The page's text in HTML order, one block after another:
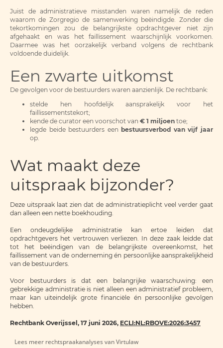
Juist de administratieve misstanden waren namelijk de reden
waarom de Zorgregio de samenwerking beëindigde. Zonder die
tekortkomingen zou de belangrijkste opdrachtgever niet zijn
afgehaakt en was het faillissement waarschijnlijk voorkomen.
Daarmee was het oorzakelijk verband volgens de rechtbank
voldoende duidelijk.
Een zwarte uitkomst
De gevolgen voor de bestuurders waren aanzienlijk. De rechtbank:
stelde hen hoofdelijk aansprakelijk voor het
faillissementstekort;
kende de curator een voorschot van € 1 miljoen toe;
legde beide bestuurders een bestuursverbod van vijf jaar
op.
Wat maakt deze
uitspraak bijzonder?
Deze uitspraak laat zien dat de administratieplicht veel verder gaat
dan alleen een nette boekhouding.
Een ondeugdelijke administratie kan ertoe leiden dat
opdrachtgevers het vertrouwen verliezen. In deze zaak leidde dat
tot het beëindigen van de belangrijkste overeenkomst, het
faillissement van de onderneming én persoonlijke aansprakelijkheid
van de bestuurders.
Voor bestuurders is dat een belangrijke waarschuwing: een
gebrekkige administratie is niet alleen een administratief probleem,
maar kan uiteindelijk grote financiële én persoonlijke gevolgen
hebben.
Rechtbank Overijssel, 17 juni 2026, ECLI:NL:RBOVE:2026:3457
Lees meer rechtspraakanalyses van Virtulaw